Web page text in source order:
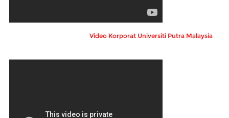
Video Korporat Universiti Putra Malaysia